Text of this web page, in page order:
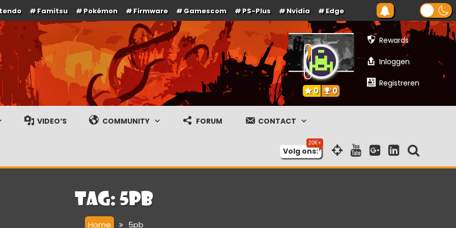
Famitsu Pokémon Firmware Gamescom PS-Plus Nvidia Edge
gameplay streams
Rewards
Inloggen
Registreren
0 0
VIDEO’S COMMUNITY FORUM CONTACT
Volg ons:
Tag: 5pb
Home 5pb